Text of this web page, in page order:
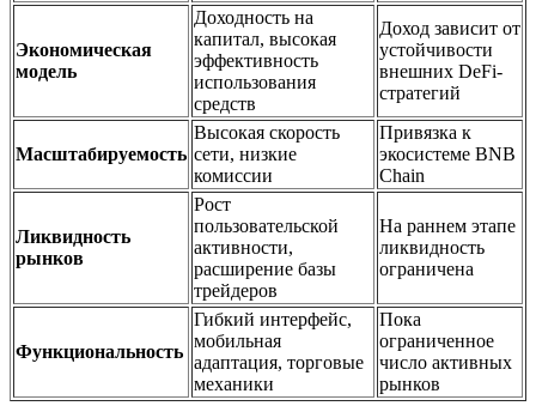
Экономическая
модель
Доходность на
капитал, высокая
эффективность
использования
средств
Доход зависит от
устойчивости
внешних DeFi-
стратегий
Масштабируемость
Высокая скорость
сети, низкие
комиссии
Привязка к
экосистеме BNB
Chain
Ликвидность
рынков
Рост
пользовательской
активности,
расширение базы
трейдеров
На раннем этапе
ликвидность
ограничена
Функциональность
Гибкий интерфейс,
мобильная
адаптация, торговые
механики
Пока
ограниченное
число активных
рынков